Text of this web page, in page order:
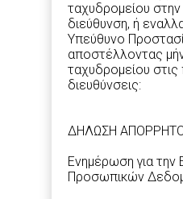
ταχυδρομείου
διεύθυνση, ή
Υπεύθυνο
αποστέλλοντας
ταχυδρομείου
διευθύνσεις:
ΔΗΛΩΣΗ
Ενημέρωση για την
Προσωπικών